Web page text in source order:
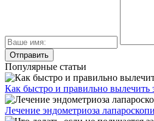
Популярные статьи
Как быстро и правильно вылечить
Лечение эндометриоза